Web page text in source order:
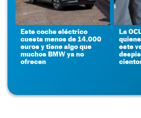
Este coche eléctrico
cuesta menos de 14.000
euros y tiene algo que
muchos BMW ya no
ofrecen
La
este